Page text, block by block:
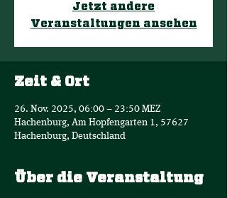
Jetzt andere
Veranstaltungen ansehen
Zeit & Ort
26. Nov. 2025, 06:00 – 23:50 MEZ
Hachenburg, Am Hopfengarten 1, 57627
Hachenburg, Deutschland
Über die Veranstaltung